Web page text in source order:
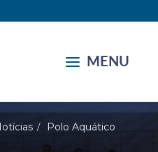
MENU
Polo Aquático